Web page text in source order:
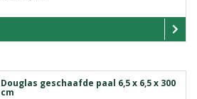
Douglas geschaafde paal 6,5 x 6,5 x 300
cm